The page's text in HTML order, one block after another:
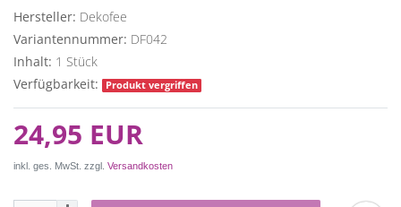
Hersteller: Dekofee
Variantennummer: DF042
Inhalt: 1 Stück
Verfügbarkeit:
Produkt vergriffen
24,95 EUR
inkl. ges. MwSt. zzgl. Versandkosten